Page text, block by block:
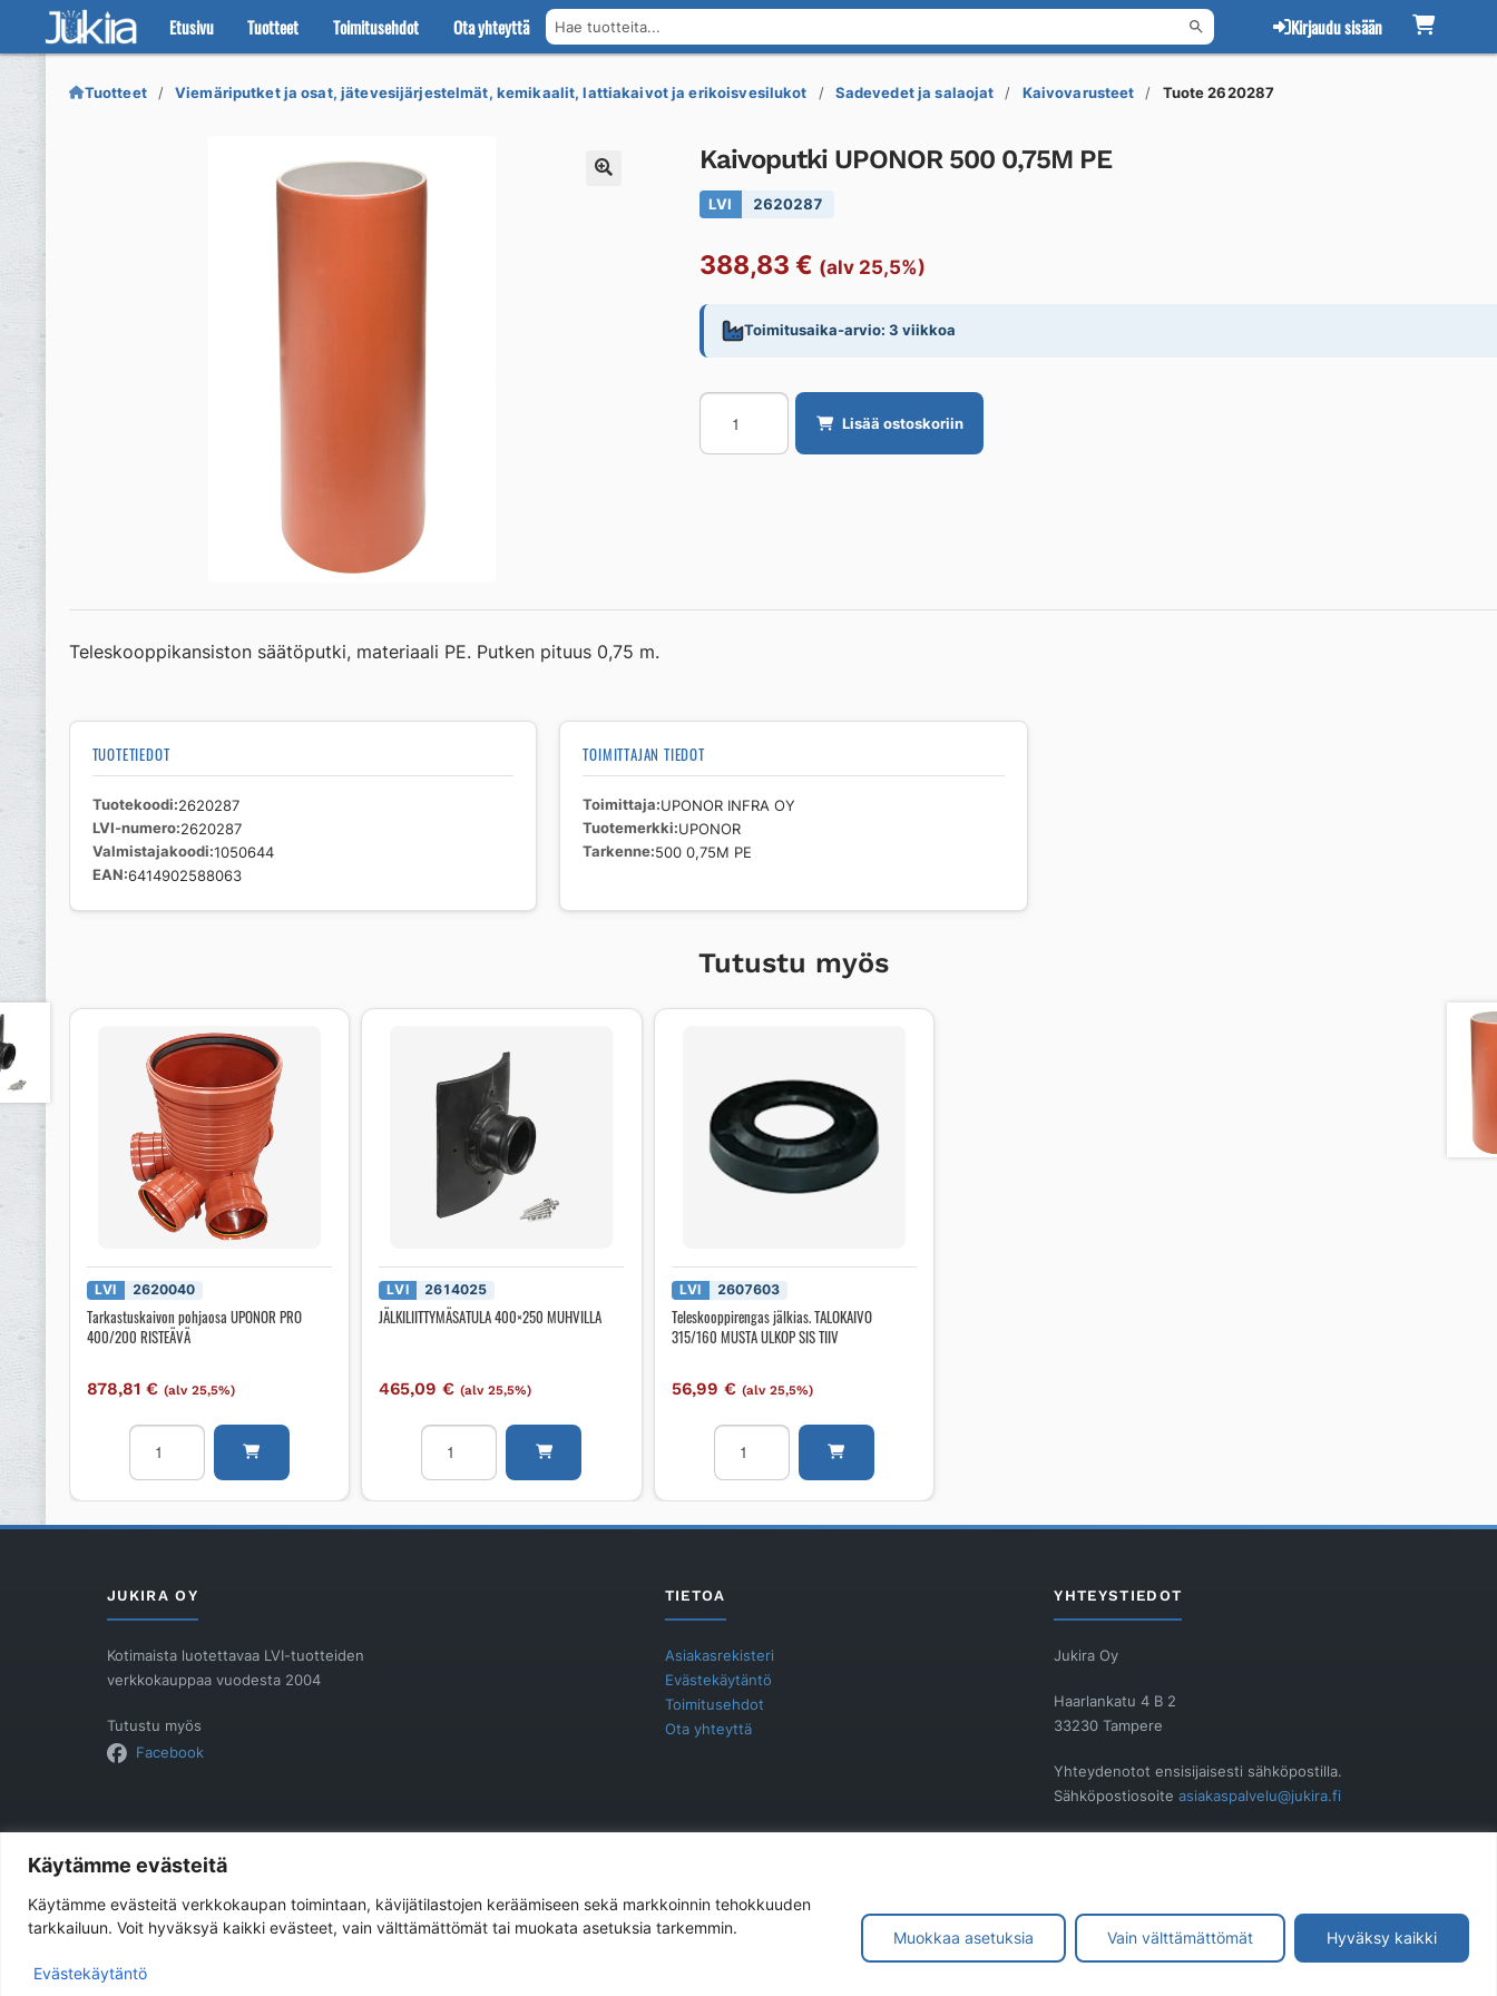
Käytämme evästeitä
Käytämme evästeitä verkkokaupan toimintaan, kävijätilastojen keräämiseen sekä markkoinnin tehokkuuden
tarkkailuun. Voit hyväksyä kaikki evästeet, vain välttämättömät tai muokata asetuksia tarkemmin.
Evästekäytäntö
Muokkaa asetuksia Vain välttämättömät Hyväksy kaikki
Etusivu Tuotteet Toimitusehdot Ota yhteyttä Hae tuotteita... Kirjaudu sisään
Siirry
navigointiin
Siirry
sisältöön
Tuotteet Viemäriputket ja osat, jätevesijärjestelmät, kemikaalit, lattiakaivot ja erikoisvesilukot Sadevedet ja salaojat Kaivovarusteet Tuote 2620287
Kaivoputki UPONOR 500 0,75M PE
LVI 2620287
388,83 € (alv 25,5%)
Toimitusaika-arvio: 3 viikkoa
Kaivoputki
UPONOR
500
Lisää ostoskoriin
Teleskooppikansiston säätöputki, materiaali PE. Putken pituus 0,75 m.
TUOTETIEDOT
Tuotekoodi 2620287
LVI-numero 2620287
Valmistajakoodi 1050644
EAN 6414902588063
TOIMITTAJAN TIEDOT
Toimittaja UPONOR INFRA OY
Tuotemerkki UPONOR
Tarkenne 500 0,75M PE
Tutustu myös
LVI 2620040
Tarkastuskaivon pohjaosa UPONOR PRO
400/200 RISTEÄVÄ
878,81€ (alv 25,5%)
Tarkastuskaivon
pohjaosa
UPONOR
400/200
LVI 2614025
JÄLKILIITTYMÄSATULA 400×250 MUHVILLA
465,09€ (alv 25,5%)
JÄLKILIITTYMÄSATULA
400x250
MUHVILLA
LVI 2607603
Teleskooppirengas jälkias. TALOKAIVO
315/160 MUSTA ULKOP SIS TIIV
56,99 € (alv 25,5%)
Teleskooppirengas
jälkias.
TALOKAIVO
MUSTA
JUKIRA OY
Kotimaista luotettavaa LVI-tuotteiden
verkkokauppaa vuodesta 2004
Tutustu myös
Facebook
TIETOA
Asiakasrekisteri
Evästekäytäntö
Toimitusehdot
Ota yhteyttä
YHTEYSTIEDOT
Jukira Oy
Haarlankatu 4 B 2
33230 Tampere
Yhteydenotot ensisijaisesti sähköpostilla.
Sähköpostiosoiteasiakaspalvelu@jukira.fi